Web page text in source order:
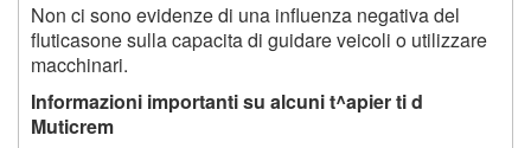
Non ci sono evidenze di una influenza negativa del
fluticasone sulla capacita di guidare veicoli o utilizzare
macchinari.
Informazioni importanti su alcuni t^apier ti d
Muticrem